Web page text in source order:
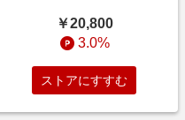
￥20,800
3.0%
ストアにすすむ